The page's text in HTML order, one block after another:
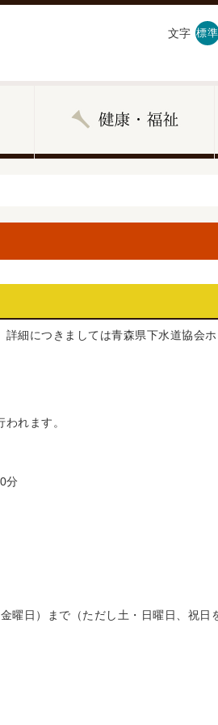
文字 標準
細につきましては青森県下水道協会
れます。
分
曜日）まで（ただし土・日曜日、祝日